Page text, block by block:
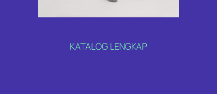
KATALOG LENGKAP